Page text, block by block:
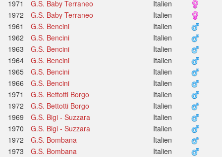
1971
G.S. Baby Terraneo
Italien
1972
G.S. Baby Terraneo
Italien
1961
G.S. Bencini
Italien
1962
G.S. Bencini
Italien
1963
G.S. Bencini
Italien
1964
G.S. Bencini
Italien
1965
G.S. Bencini
Italien
1966
G.S. Bencini
Italien
1971
G.S. Bettotti Borgo
Italien
1972
G.S. Bettotti Borgo
Italien
1969
G.S. Bigi - Suzzara
Italien
1970
G.S. Bigi - Suzzara
Italien
1972
G.S. Bombana
Italien
1973
G.S. Bombana Italien